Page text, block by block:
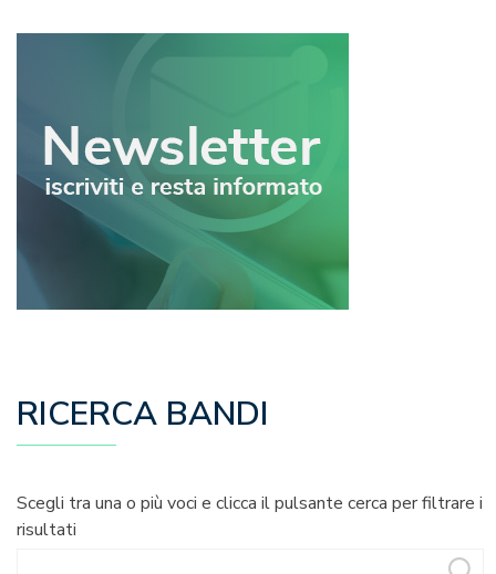
RICERCA BANDI
Scegli tra una o più voci e clicca il pulsante cerca per filtrare i
risultati